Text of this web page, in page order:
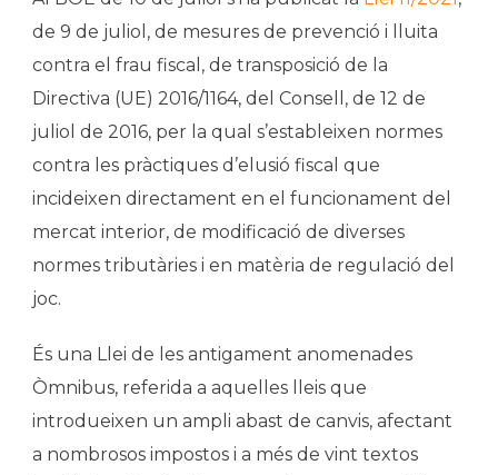
de 9 de juliol, de mesures de prevenció i lluita
contra el frau fiscal, de transposició de la
Directiva (UE) 2016/1164, del Consell, de 12 de
juliol de 2016, per la qual s’estableixen normes
contra les pràctiques d’elusió fiscal que
incideixen directament en el funcionament del
mercat interior, de modificació de diverses
normes tributàries i en matèria de regulació del
joc.
És una Llei de les antigament anomenades
Òmnibus, referida a aquelles lleis que
introdueixen un ampli abast de canvis, afectant
a nombrosos impostos i a més de vint textos